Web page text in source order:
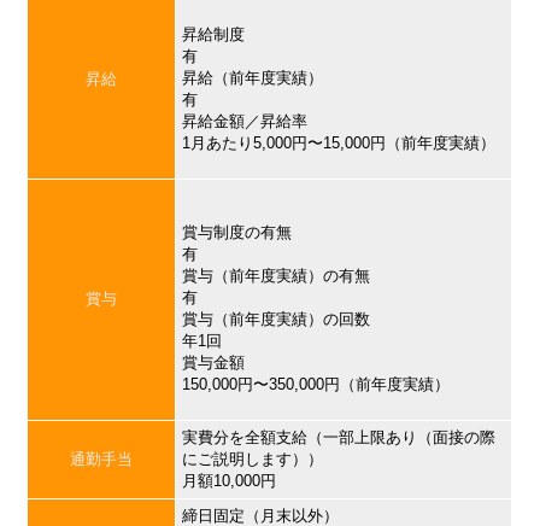
昇給
昇給制度
有
昇給（前年度実績）
有
昇給金額／昇給率
1月あたり5,000円〜15,000円（前年度実績）
賞与
賞与制度の有無
有
賞与（前年度実績）の有無
有
賞与（前年度実績）の回数
年1回
賞与金額
150,000円〜350,000円（前年度実績）
通勤手当
実費分を全額支給（一部上限あり（面接の際
にご説明します））
月額10,000円
締日固定（月末以外）